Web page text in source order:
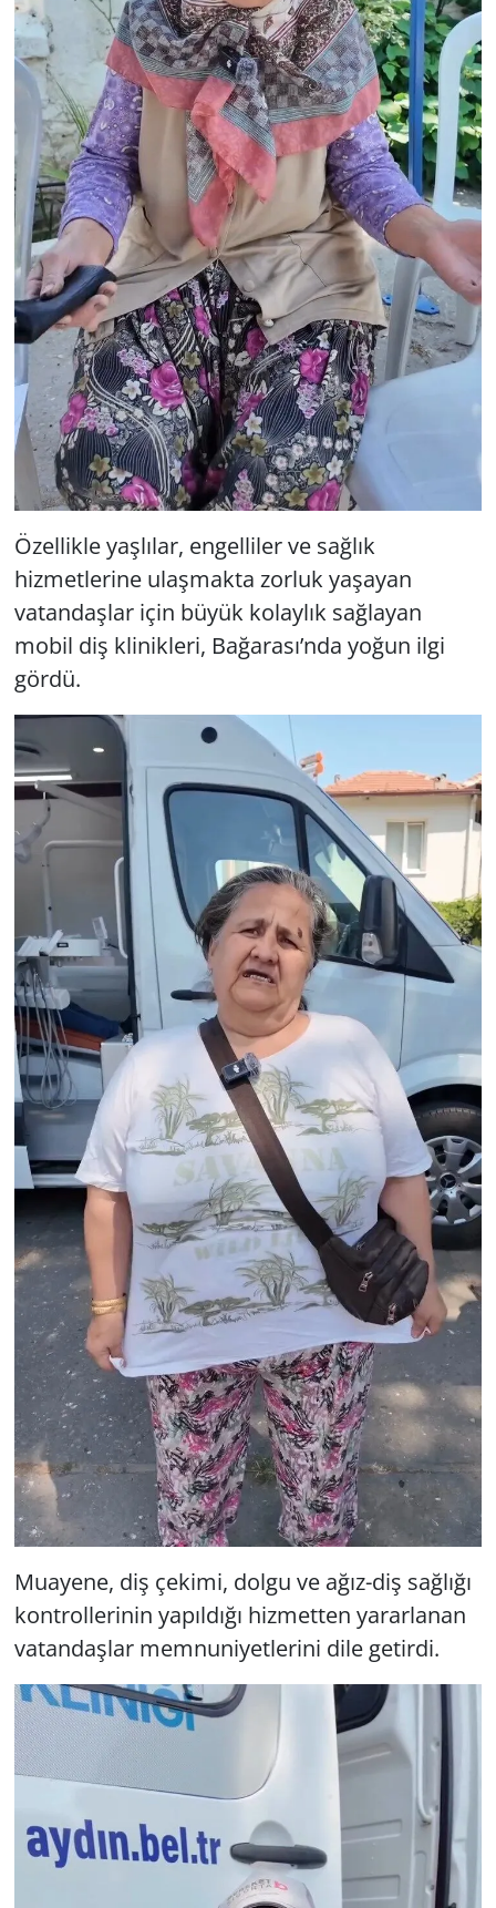
Özellikle yaşlılar, engelliler ve sağlık
hizmetlerine ulaşmakta zorluk yaşayan
vatandaşlar için büyük kolaylık sağlayan
mobil diş klinikleri, Bağarası’nda yoğun ilgi
gördü.
Muayene, diş çekimi, dolgu ve ağız-diş sağlığı
kontrollerinin yapıldığı hizmetten yararlanan
vatandaşlar memnuniyetlerini dile getirdi.